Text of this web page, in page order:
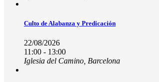
Culto de Alabanza y Predicación
22/08/2026
11:00 - 13:00
Iglesia del Camino, Barcelona